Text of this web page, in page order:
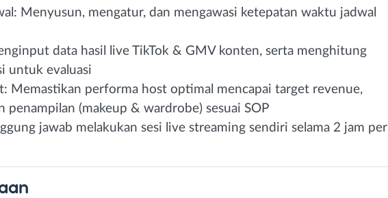
Menyusun, mengatur, dan mengawasi ketepatan waktu jadwal
data hasil live TikTok & GMV konten, serta menghitung
untuk evaluasi
Memastikan performa host optimal mencapai target revenue,
penampilan (makeup & wardrobe) sesuai SOP
jawab melakukan sesi live streaming sendiri selama 2 jam per